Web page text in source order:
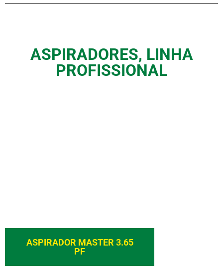
ASPIRADORES, LINHA
PROFISSIONAL
ASPIRADOR MASTER 3.65
PF